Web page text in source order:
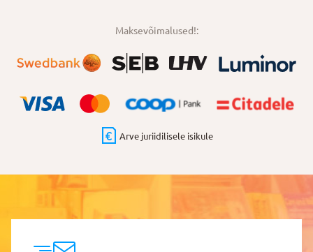
Maksevõimalused!:
Arve juriidilisele isikule